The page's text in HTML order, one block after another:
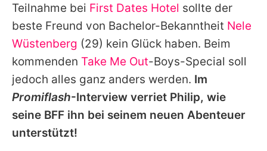
Utiq verwalten
Teilnahme bei First Dates Hotel sollte der
beste Freund von Bachelor-Bekanntheit Nele
Wüstenberg (29) kein Glück haben. Beim
kommenden Take Me Out-Boys-Special soll
jedoch alles ganz anders werden. Im
Promiflash-Interview verriet Philip, wie
seine BFF ihn bei seinem neuen Abenteuer
unterstützt!